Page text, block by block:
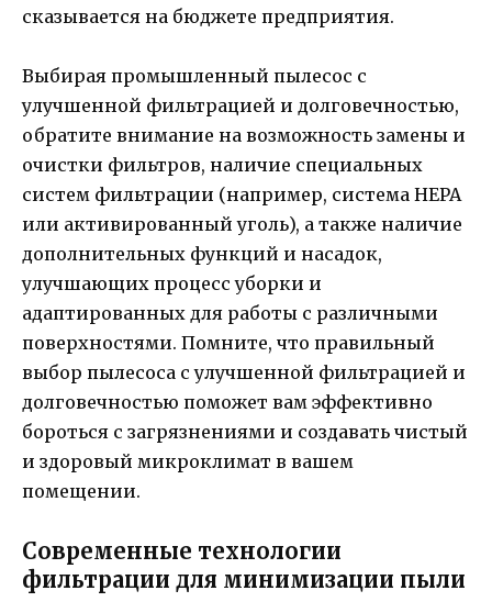
сказывается на бюджете предприятия.
Выбирая промышленный пылесос с
улучшенной фильтрацией и долговечностью,
обратите внимание на возможность замены и
очистки фильтров, наличие специальных
систем фильтрации (например, система HEPA
или активированный уголь), а также наличие
дополнительных функций и насадок,
улучшающих процесс уборки и
адаптированных для работы с различными
поверхностями. Помните, что правильный
выбор пылесоса с улучшенной фильтрацией и
долговечностью поможет вам эффективно
бороться с загрязнениями и создавать чистый
и здоровый микроклимат в вашем
помещении.
Современные технологии
фильтрации для минимизации пыли